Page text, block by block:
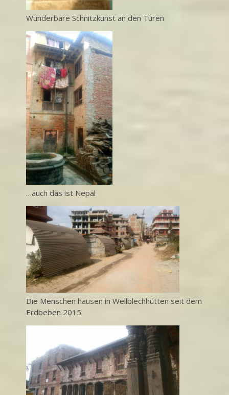
Wunderbare Schnitzkunst an den Türen
…auch das ist Nepal
Die Menschen hausen in Wellblechhütten seit dem
Erdbeben 2015